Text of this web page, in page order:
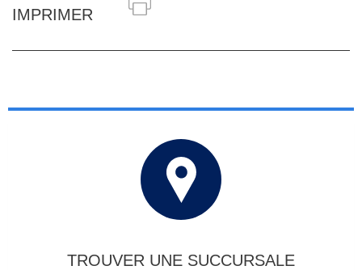
IMPRIMER
TROUVER UNE SUCCURSALE